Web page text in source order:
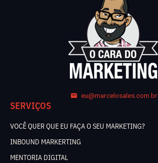
eu@marcelosales.com.br
SERVIÇOS
VOCÊ QUER QUE EU FAÇA O SEU MARKETING?
INBOUND MARKERTING
MENTORIA DIGITAL